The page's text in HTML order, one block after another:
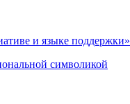
и языке поддержки»
символикой